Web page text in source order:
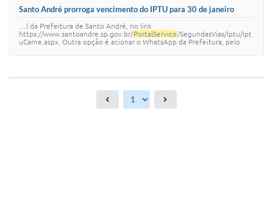
Santo André prorroga vencimento do IPTU para 30 de janeiro
…l da Prefeitura de Santo André, no link
https://www.santoandre.sp.gov.br/PortalServico/SegundasVias/Iptu/Ipt
uCarne.aspx. Outra opção é acionar o WhatsApp da Prefeitura, pelo